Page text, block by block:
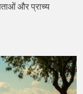
और प्राच्य